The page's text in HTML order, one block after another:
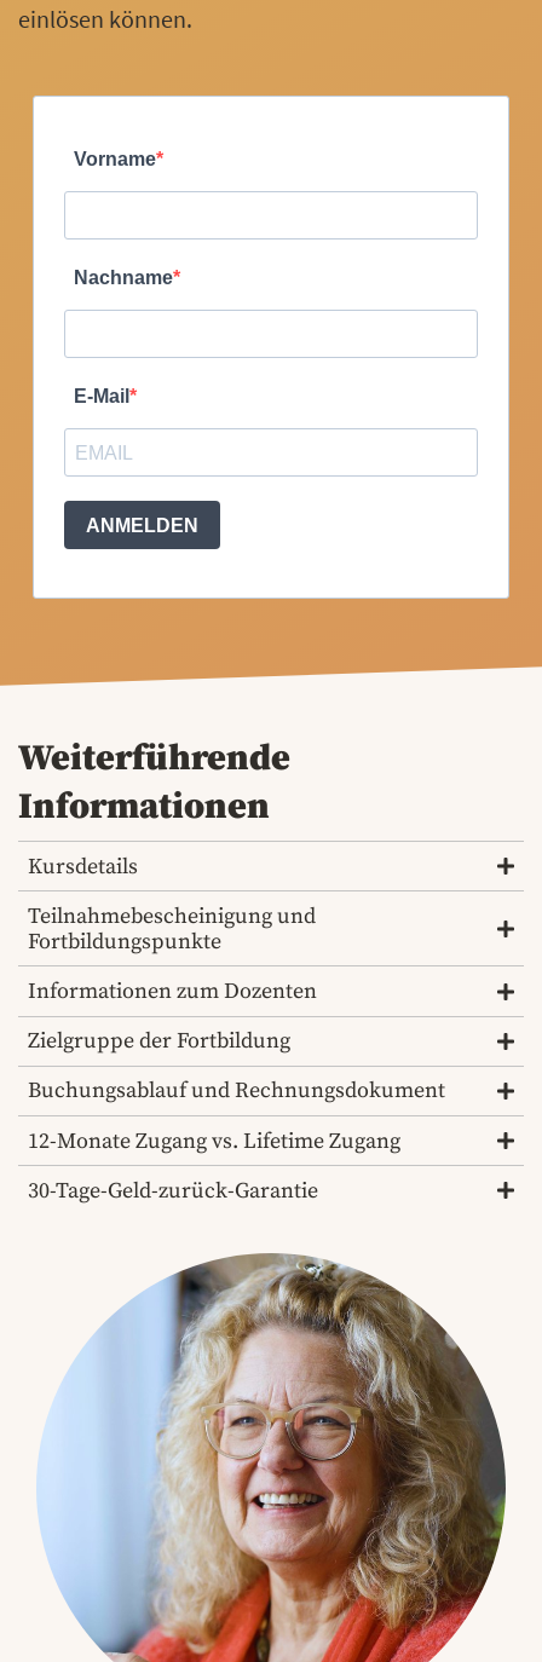
einlösen können.
Vorname
Nachname
E-Mail
ANMELDEN
Weiterführende
Informationen
Kursdetails
Teilnahmebescheinigung und
Fortbildungspunkte
Informationen zum Dozenten
Zielgruppe der Fortbildung
Buchungsablauf und Rechnungsdokument
12-Monate Zugang vs. Lifetime Zugang
30-Tage-Geld-zurück-Garantie